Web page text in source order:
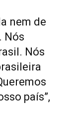
nem de
Nós
Nós
país”,